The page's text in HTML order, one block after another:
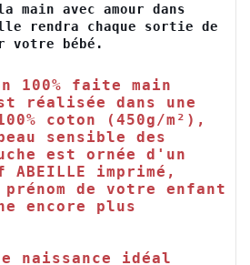
main avec amour dans
rendra chaque sortie de
votre bébé.
100% faite main
réalisée dans une
coton (450g/m²),
sensible des
est ornée d'un
imprimé,
prénom de votre enfant
encore plus
naissance idéal